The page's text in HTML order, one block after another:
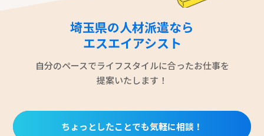
埼玉県の人材派遣なら
エスエイアシスト
自分のペースでライフスタイルに合ったお仕事を
提案いたします！
ちょっとしたことでも気軽に相談！